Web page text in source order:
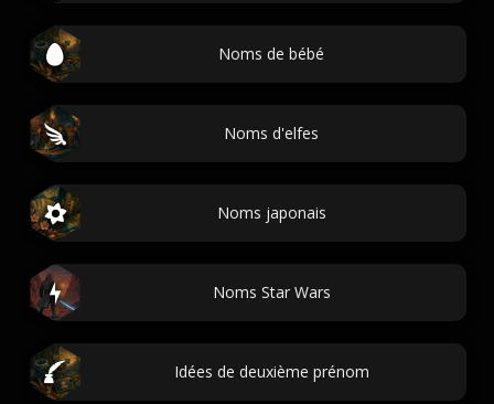
Noms de bébé
Noms d'elfes
Noms japonais
Noms Star Wars
Idées de deuxième prénom